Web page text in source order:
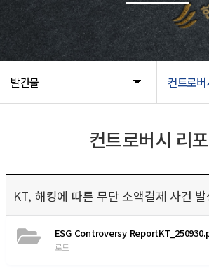
발간물 컨트로
컨트로버시 리
KT, 해킹에 따른 무단 소액결제 사건 발
ESG Controversy
로드